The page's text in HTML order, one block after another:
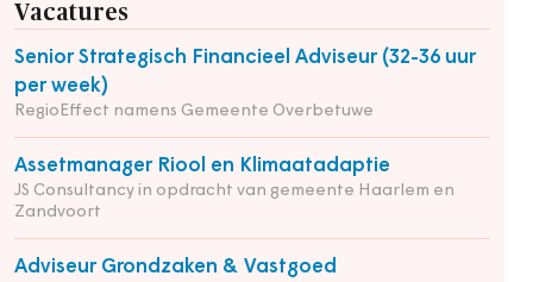
Vacatures
Senior Strategisch Financieel Adviseur (32-36 uur
per week)
RegioEffect namens Gemeente Overbetuwe
Assetmanager Riool en Klimaatadaptie
JS Consultancy in opdracht van gemeente Haarlem en
Zandvoort
Adviseur Grondzaken & Vastgoed